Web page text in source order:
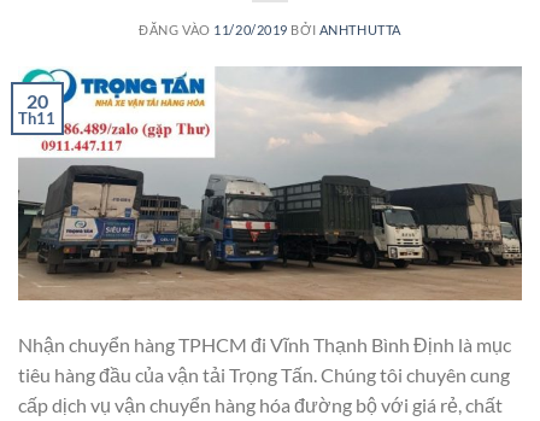
ĐĂNG VÀO 11/20/2019 BỞI ANHTHUTTA
20
Th11
Nhận chuyển hàng TPHCM đi Vĩnh Thạnh Bình Định là mục
tiêu hàng đầu của vận tải Trọng Tấn. Chúng tôi chuyên cung
cấp dịch vụ vận chuyển hàng hóa đường bộ với giá rẻ, chất